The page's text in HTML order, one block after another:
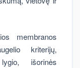
membranos
kriterijų,
išorinės